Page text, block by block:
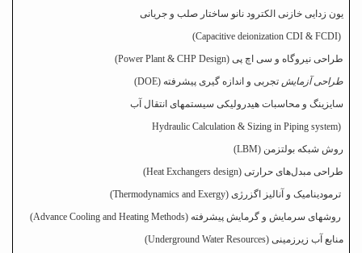
یون زدایی خازنی الکترود نانو ساختار صلب و جریانی
(Capacitive deionization CDI & FCDI)
طراحی نیروگاه و سی اچ پی (Power Plant & CHP Design
)
طراحی آزمایش تجربی و اندازه گیری پیشرفته (DOE
)
سایزینگ و محاسبات هیدرولیکی سیستمهای انتقال آب
(
Hydraulic Calculation & Sizing in Piping system
روش شبکه بولتزمن (LBM
)
طراحی مبدل‌های حرارتی (Heat Exchangers design
)
ترمودینامیک و آنالیز اگزرژی (Thermodynamics and Exergy)
روشهای سرمایش و گرمایش پیشرفته (Advance Cooling and Heating Methods
)
منابع آب زیرزمینی (Underground Water Resources
)